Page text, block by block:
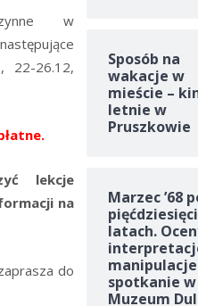
w
22-26.12,
lekcje
na
do
Sposób na
wakacje w
mieście –
letnie w
Pruszkowie
Marzec ’68
latach.
spotkanie w
Muzeum